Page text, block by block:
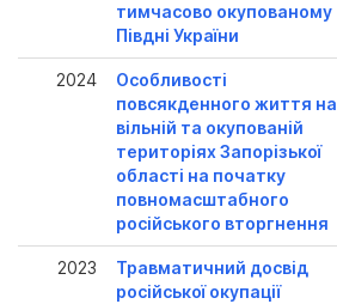
тимчасово окупованому
Півдні України
2024
Особливості
повсякденного життя на
вільній та окупованій
територіях Запорізької
області на початку
повномасштабного
російського вторгнення
2023
Травматичний досвід
російської окупації